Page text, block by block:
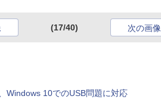
(17/40) 次の画像
Windows 10でのUSB問題に対応